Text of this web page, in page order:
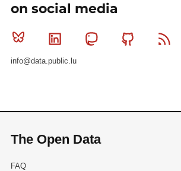
on social media
Bluesky Linkedin MastodonGithub
info@data.public.lu
The Open Data
FAQ